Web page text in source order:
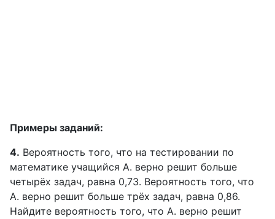
Примеры заданий:
4. Вероятность того, что на тестировании по
математике учащийся А. верно решит больше
четырёх задач, равна 0,73. Вероятность того, что
А. верно решит больше трёх задач, равна 0,86.
Найдите вероятность того, что А. верно решит